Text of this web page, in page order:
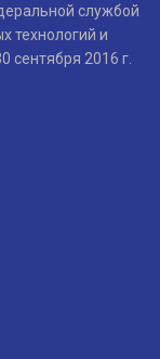
службой
технологий и
сентября 2016 г.